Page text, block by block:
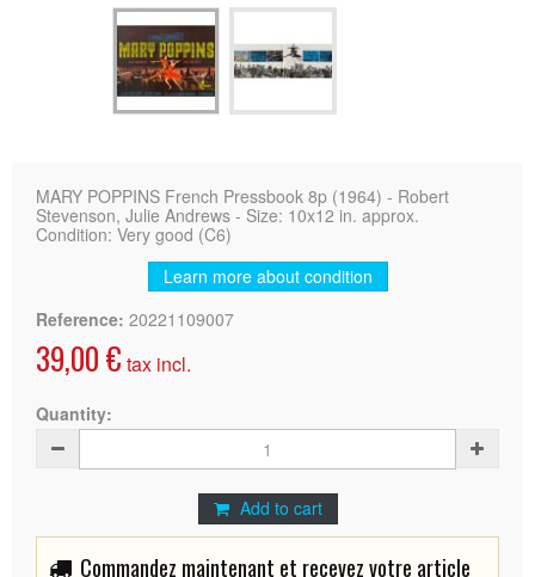
MARY POPPINS French Pressbook 8p (1964) - Robert
Stevenson, Julie Andrews - Size: 10x12 in. approx.
Condition: Very good (C6)
Learn more about condition
Reference: 20221109007
39,00 € tax incl.
Quantity:
Add to cart
Commandez maintenant et recevez votre article